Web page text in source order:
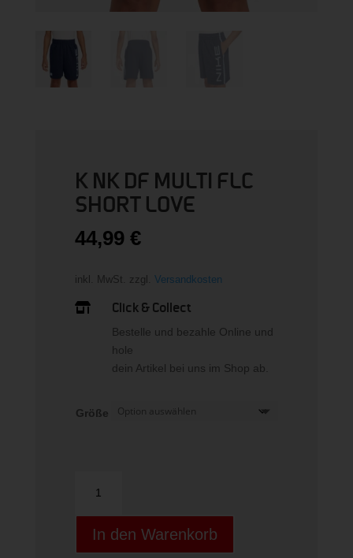
K NK DF MULTI FLC
SHORT LOVE
44,99 €
inkl. MwSt. zzgl. Versandkosten
 Click & Collect
Bestelle und bezahle Online und
hole
dein Artikel bei uns im Shop ab.
Größe
DF
MULTI
FLC
In den Warenkorb